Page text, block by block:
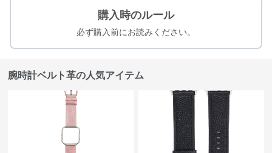
購入時のルール
必ず購入前にお読みください。
腕時計ベルト革の人気アイテム